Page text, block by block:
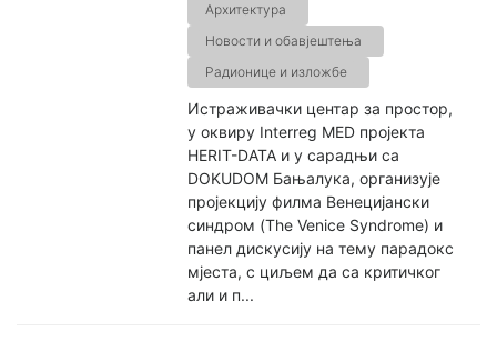
Архитектура
Новости и обавјештења
Радионице и изложбе
Истраживачки центар за простор,
у оквиру Interreg MED пројекта
HERIT-DATA и у сарадњи са
DOKUDOM Бањалука, организује
пројекцију филма Венецијански
синдром (The Venice Syndrome) и
панел дискусију на тему парадокс
мјеста, с циљем да са критичког
али и п...